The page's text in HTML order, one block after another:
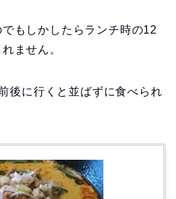
もしかしたらランチ時の12
ません。
後に行くと並ばずに食べられ